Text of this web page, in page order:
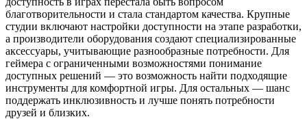
благотворительности и стала стандартом качества. Крупные
студии включают настройки доступности на этапе разработки,
а производители оборудования создают специализированные
аксессуары, учитывающие разнообразные потребности. Для
геймера с ограниченными возможностями понимание
доступных решений — это возможность найти подходящие
инструменты для комфортной игры. Для остальных — шанс
поддержать инклюзивность и лучше понять потребности
друзей и близких.